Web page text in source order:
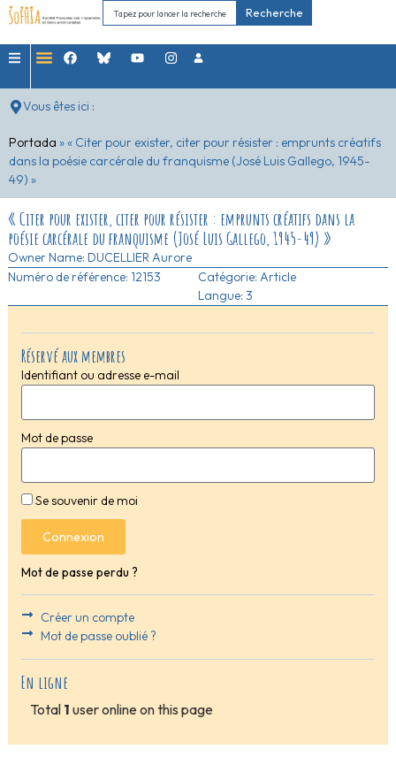
Recherche
Vous êtes ici :
Portada »« Citer pour exister, citer pour résister : emprunts créatifs
dans la poésie carcérale du franquisme (José Luis Gallego, 1945-
49) »
Réservé aux membres
Identifiant ou adresse e-mail
Mot de passe
Se souvenir de moi
Connexion
Mot de passe perdu ?
Créer un compte
Mot de passe oublié ?
En ligne
Total 1 user online on this page
« Citer pour exister, citer pour résister : emprunts créatifs dans la
poésie carcérale du franquisme (José Luis Gallego, 1945-49) »
Owner Name: DUCELLIER Aurore
Numéro de référence: 12153
Catégorie: Article
Langue: 3